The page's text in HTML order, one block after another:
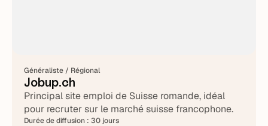
Généraliste / Régional
Jobup.ch
Principal site emploi de Suisse romande, idéal
pour recruter sur le marché suisse francophone.
Durée de diffusion :30 jours